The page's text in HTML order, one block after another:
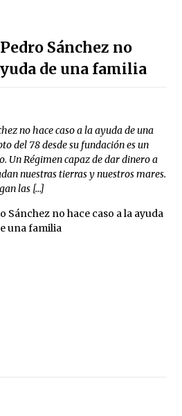
Sánchez no
de una familia
no hace caso a la ayuda de una
del 78 desde su fundación es un
Un Régimen capaz de dar dinero a
nuestras tierras y nuestros mares.
las […]